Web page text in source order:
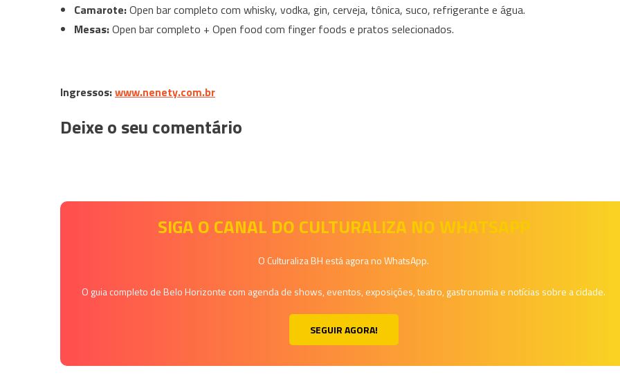
Camarote:Open bar completo com whisky, vodka, gin, cerveja, tônica, suco, refrigerante e água.
Mesas:Open bar completo + Open food com finger foods e pratos selecionados.
Ingressos:www.nenety.com.br
Deixe o seu comentário
SIGA O CANAL DO CULTURALIZA NO WHATSAPP
O Culturaliza BH está agora no WhatsApp.
O guia completo de Belo Horizonte com agenda de shows, eventos, exposições, teatro, gastronomia e notícias sobre a cidade.
SEGUIR AGORA!